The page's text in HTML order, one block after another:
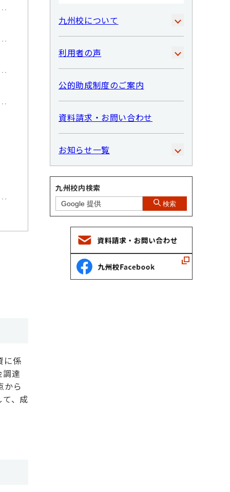
に係
調達
から
、成
九州校について
利用者の声
公的助成制度のご案内
資料請求・お問い合わせ
お知らせ一覧
九州校内検索
検索